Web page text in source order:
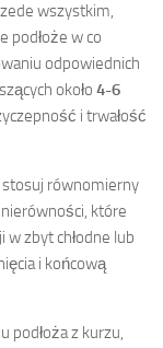
wszystkim,
podłoże w co
odpowiednich
około 4-6
i trwałość
stosuj równomierny
które
zbyt chłodne lub
i końcową
podłoża z kurzu,